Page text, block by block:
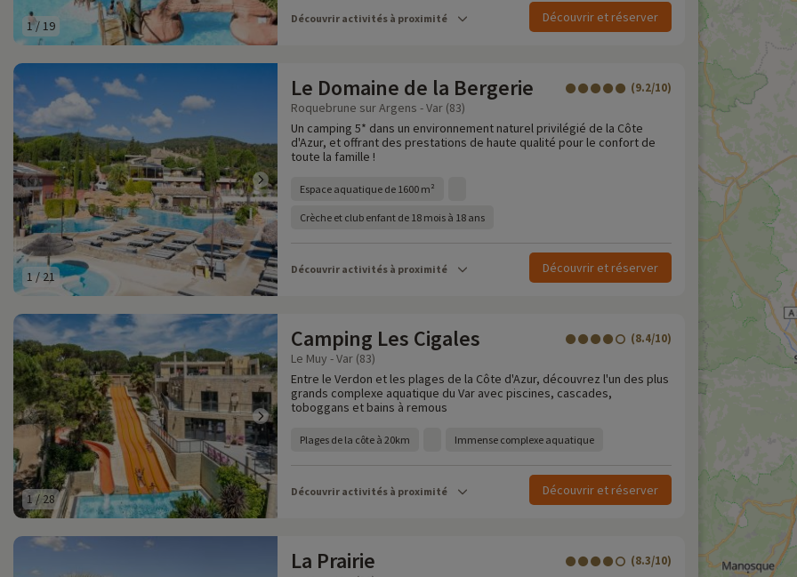
1/19 Découvrir activités à proximité Découvrir et réserver
1 /21
Le Domaine de la Bergerie (9.2/10)
Roquebrune sur Argens - Var (83)
Un camping 5* dans un environnement naturel privilégié de la Côte
d'Azur, et offrant des prestations de haute qualité pour le confort de
toute la famille !
Espace aquatique de 1600 m²
Crèche et club enfant de 18 mois à 18 ans
Découvrir activités à proximité Découvrir et réserver
1/28
Camping Les Cigales (8.4/10)
Le Muy - Var (83)
Entre le Verdon et les plages de la Côte d'Azur, découvrez l'un des plus
grands complexe aquatique du Var avec piscines, cascades,
toboggans et bains à remous
Plages de la côte à 20km Immense complexe aquatique
Découvrir activités à proximité Découvrir et réserver
La Prairie (8.3/10)